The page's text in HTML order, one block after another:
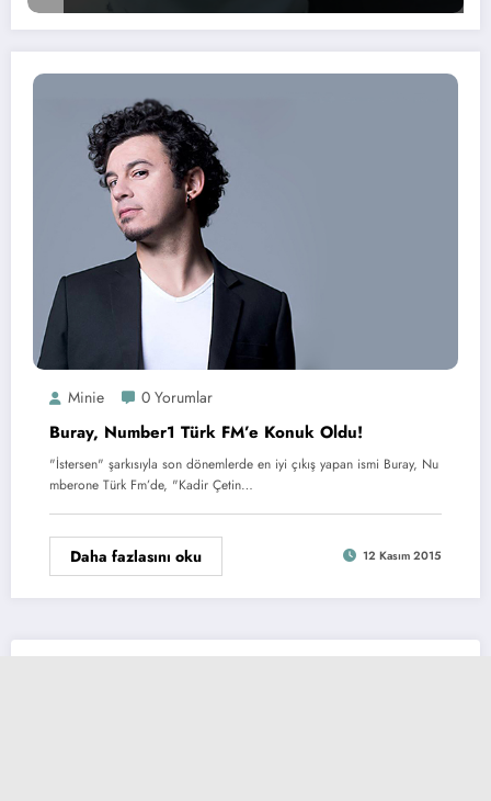
Minie 0 Yorumlar
Buray, Number1 Türk FM’e Konuk Oldu!
"İstersen" şarkısıyla son dönemlerde en iyi çıkış yapan ismi Buray, Nu
mberone Türk Fm’de, "Kadir Çetin…
Daha fazlasını oku 12 Kasım 2015